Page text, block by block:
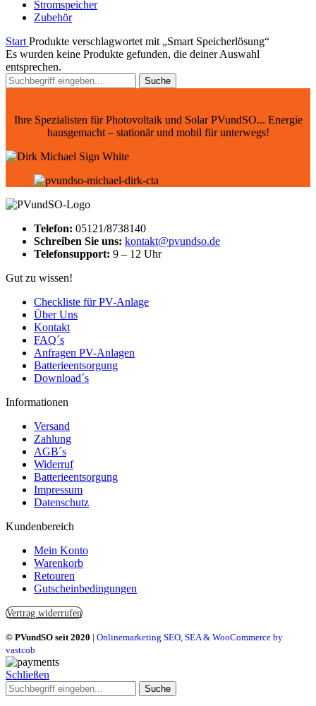
Stromspeicher
Zubehör
Start Produkte verschlagwortet mit „Smart Speicherlösung“
Es wurden keine Produkte gefunden, die deiner Auswahl
entsprechen.
Suche
Ihre Spezialisten für Photovoltaik und Solar PVundSO... Energie
hausgemacht – stationär und mobil für unterwegs!
Telefon: 05121/8738140
Schreiben Sie uns: kontakt@pvundso.de
Telefonsupport: 9 – 12 Uhr
Gut zu wissen!
Checkliste für PV-Anlage
Über Uns
Kontakt
FAQ´s
Anfragen PV-Anlagen
Batterieentsorgung
Download´s
Informationen
Versand
Zahlung
AGB´s
Widerruf
Batterieentsorgung
Impressum
Datenschutz
Kundenbereich
Mein Konto
Warenkorb
Retouren
Gutscheinbedingungen
Vertrag widerrufen
© PVundSO seit 2020 | Onlinemarketing SEO, SEA & WooCommerce by
vastcob
Schließen
Suche